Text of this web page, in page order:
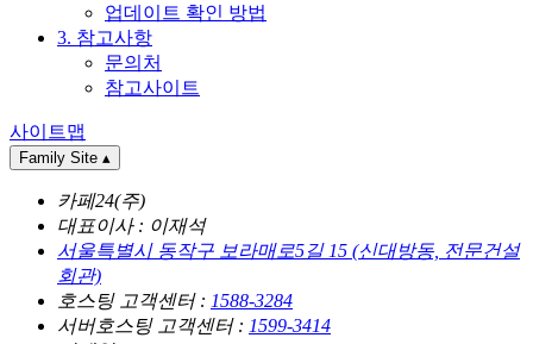
업데이트 확인 방법
3. 참고사항
문의처
참고사이트
사이트맵
Family Site ▴
카페24(주)
대표이사 : 이재석
서울특별시 동작구 보라매로5길 15 (신대방동, 전문건설
회관)
호스팅 고객센터 : 1588-3284
서버호스팅 고객센터 : 1599-3414